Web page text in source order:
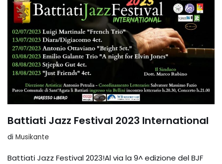
Battiati Jazz Festival 2023 International
di Musikante
Battiati Jazz Festival 2023!Al via la 9^ edizione del BJF